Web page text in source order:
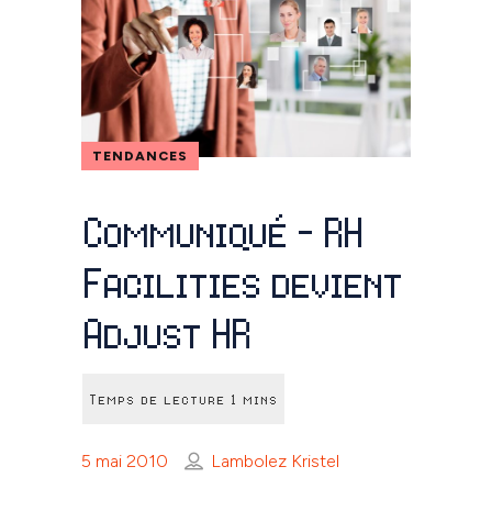
TENDANCES
Communiqué – RH
Facilities devient
Adjust HR
5 mai 2010 Lambolez Kristel